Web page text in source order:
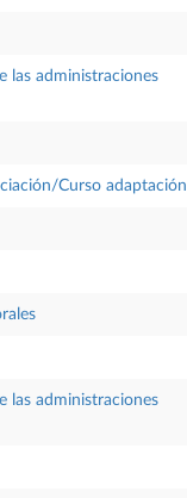
las administraciones
Curso adaptación
las administraciones